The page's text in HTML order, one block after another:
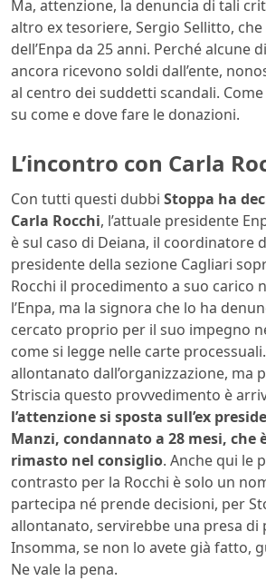
Ma, attenzione, la denuncia di tali
altro ex tesoriere, Sergio Sellitto, che
dell’Enpa da 25 anni. Perché alcune
ancora ricevono soldi dall’ente,
al centro dei suddetti scandali. Come
su come e dove fare le donazioni.
L’incontro con Carla
Con tutti questi dubbi Stoppa ha
Carla Rocchi, l’attuale presidente
è sul caso di Deiana, il coordinatore
presidente della sezione Cagliari
Rocchi il procedimento a suo carico
l’Enpa, ma la signora che lo ha
cercato proprio per il suo impegno
come si legge nelle carte
allontanato dall’organizzazione, ma
Striscia questo provvedimento è
l’attenzione si sposta sull’ex
Manzi, condannato a 28 mesi, che
rimasto nel consiglio. Anche qui le
contrasto per la Rocchi è solo un
partecipa né prende decisioni, per
allontanato, servirebbe una presa di
Insomma, se non lo avete già fatto,
Ne vale la pena.